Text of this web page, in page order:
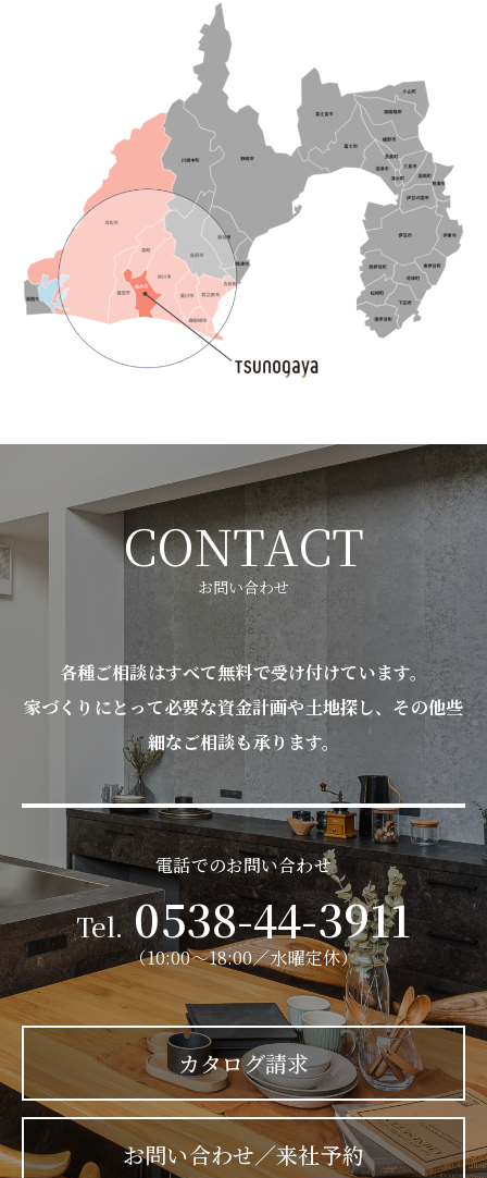
CONTACT
お問い合わせ
各種ご相談はすべて無料で受け付けています。
家づくりにとって必要な資金計画や土地探し、その他些
細なご相談も承ります。
電話でのお問い合わせ
Tel. 0538-44-3911
（10:00～18:00／水曜定休）
カタログ請求
お問い合わせ／来社予約